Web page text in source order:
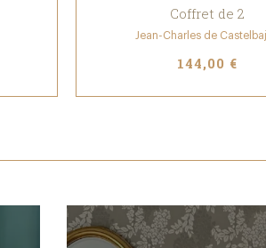
Coffret de 2
Jean-Charles de
144,00 €